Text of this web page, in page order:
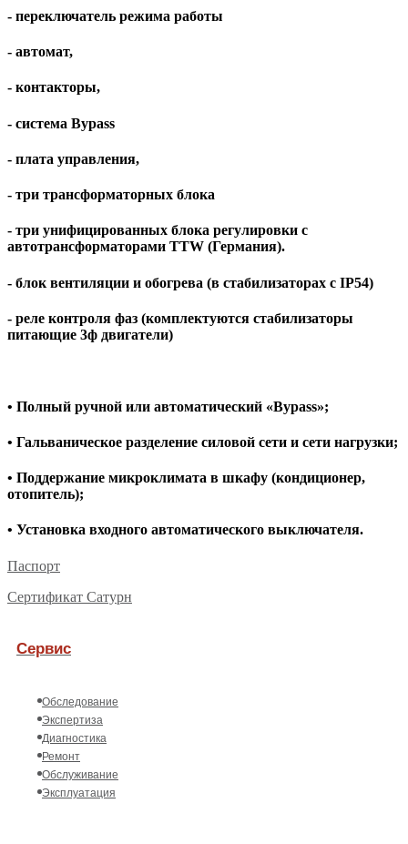
- переключатель режима работы
- автомат,
- контакторы,
- система Bypass
- плата управления,
- три трансформаторных блока
- три унифицированных блока регулировки с
автотрансформаторами TTW (Германия).
- блок вентиляции и обогрева (в стабилизаторах c IP54)
- реле контроля фаз (комплектуются стабилизаторы
питающие 3ф двигатели)
• Полный ручной или автоматический «Bypass»;
• Гальваническое разделение силовой сети и сети нагрузки;
• Поддержание микроклимата в шкафу (кондиционер,
отопитель);
• Установка входного автоматического выключателя.
Паспорт
Сертификат Сатурн
Сервис
Обследование
Экспертиза
Диагностика
Ремонт
Обслуживание
Эксплуатация